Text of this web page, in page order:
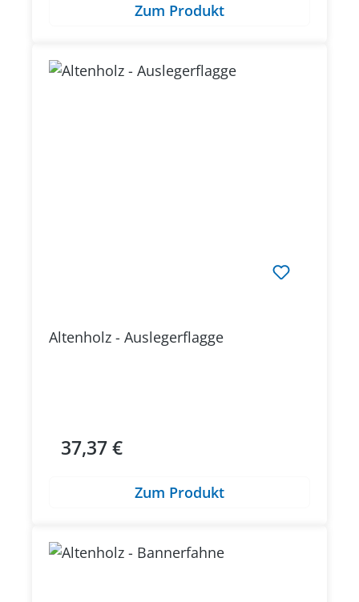
Zum Produkt
Altenholz - Auslegerflagge
Regulärer Preis:
37,37 €
Zum Produkt